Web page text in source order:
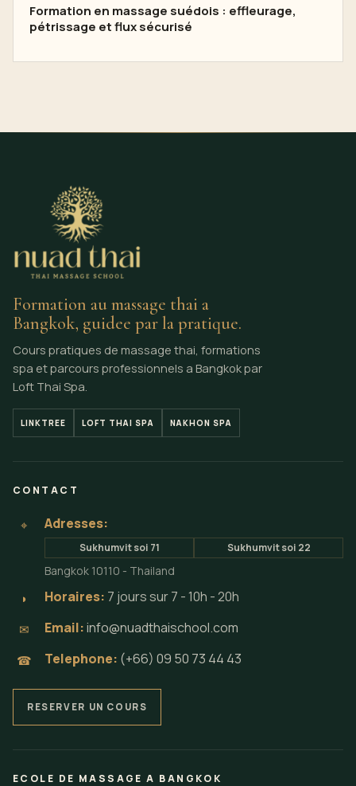
Formation en massage suédois : effleurage,
pétrissage et flux sécurisé
Formation au massage thai a
Bangkok, guidee par la pratique.
Cours pratiques de massage thai, formations
spa et parcours professionnels a Bangkok par
Loft Thai Spa.
LINKTREE LOFT THAI SPA NAKHON SPA
CONTACT
⌖ Adresses:
Sukhumvit soi 71 Sukhumvit soi 22
Bangkok 10110 - Thailand
◗ Horaires: 7 jours sur 7 - 10h - 20h
✉ Email:info@nuadthaischool.com
☎ Telephone: (+66) 09 50 73 44 43
RESERVER UN COURS
ECOLE DE MASSAGE A BANGKOK